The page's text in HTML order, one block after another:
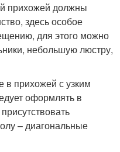
прихожей должны
здесь особое
для этого можно
небольшую люстру,
в прихожей с узким
оформлять в
– диагональные